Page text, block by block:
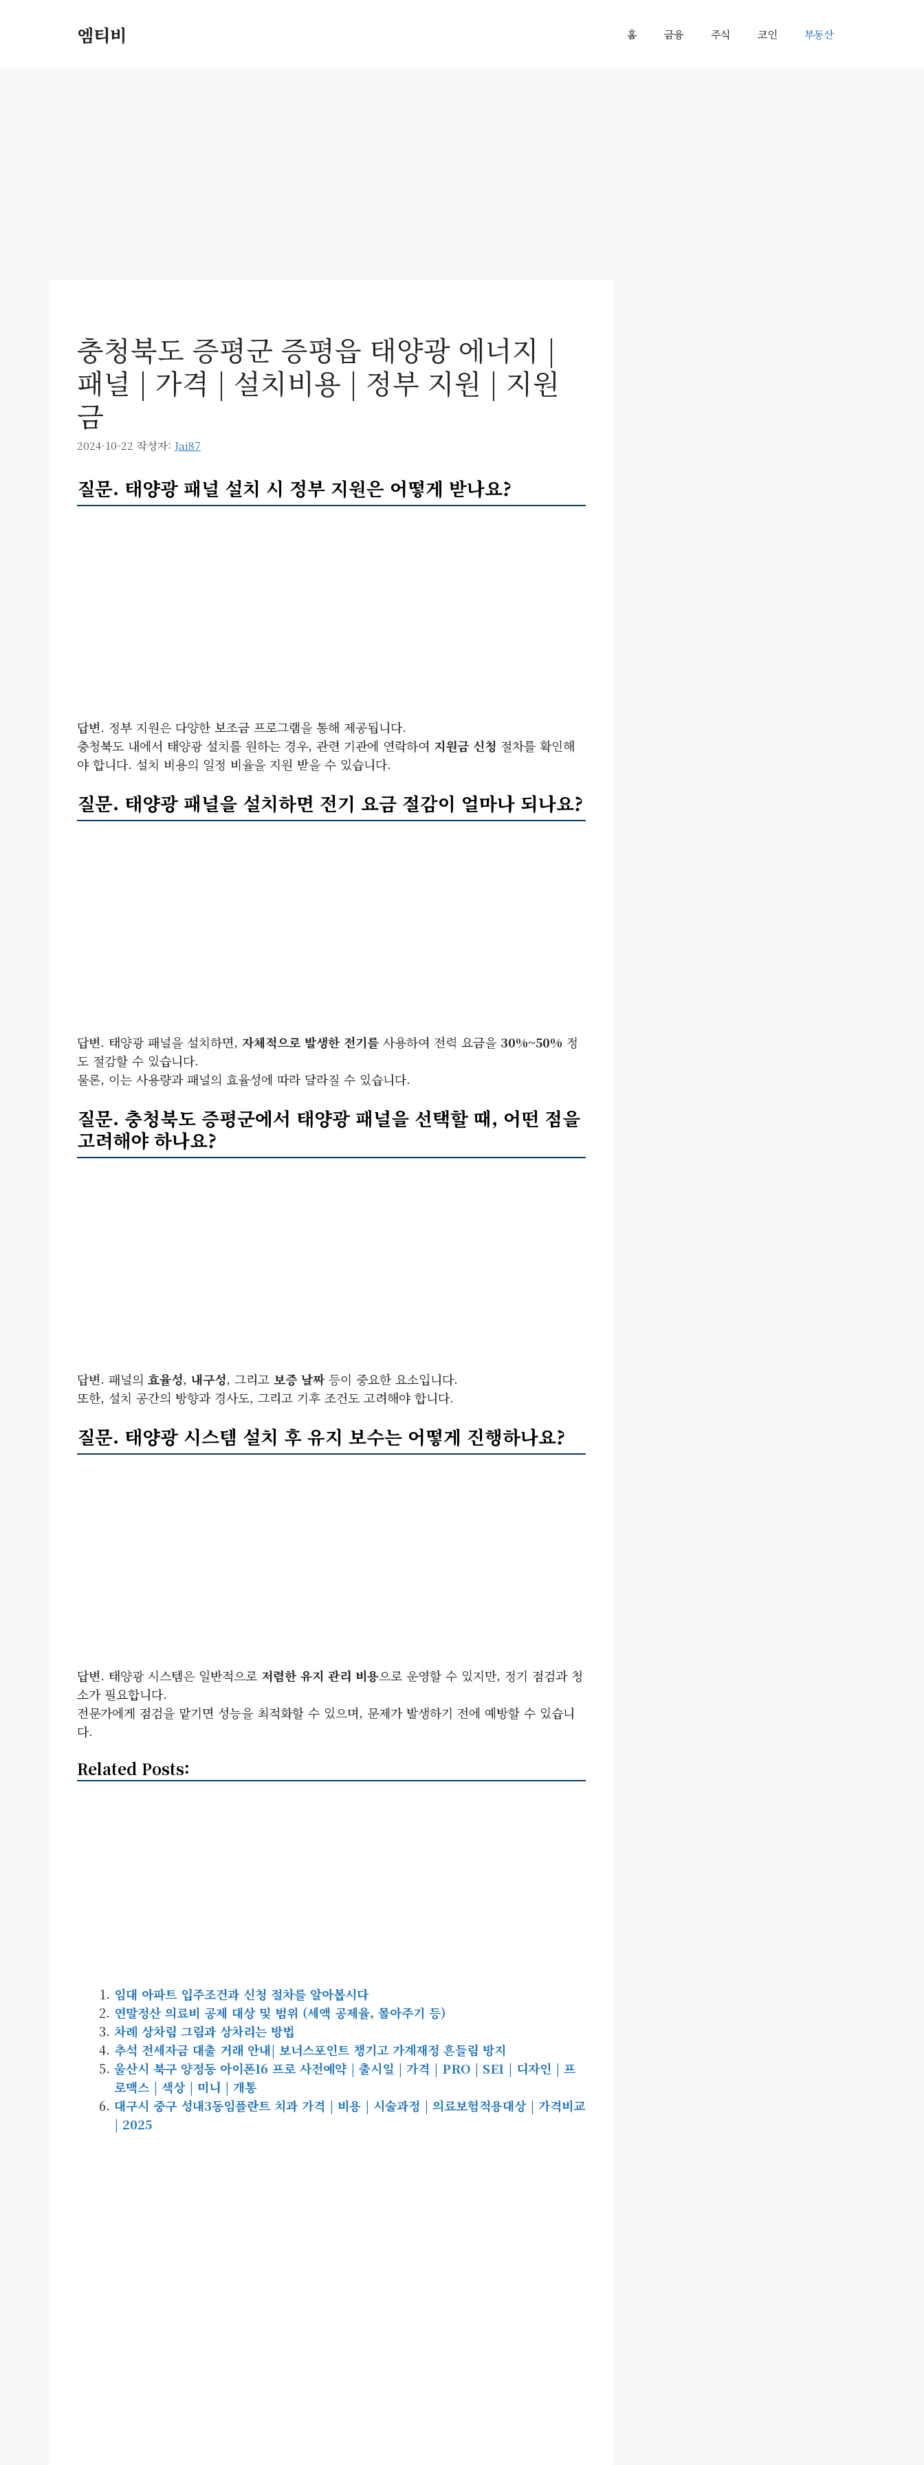
엠티비 홈 금융 주식 코인 부동산
충청북도 증평군 증평읍 태양광 에너지 |
패널 | 가격 | 설치비용 | 정부 지원 | 지원
금
2024-10-22 작성자: Jai87
질문. 태양광 패널 설치 시 정부 지원은 어떻게 받나요?
답변. 정부 지원은 다양한 보조금 프로그램을 통해 제공됩니다.
충청북도 내에서 태양광 설치를 원하는 경우, 관련 기관에 연락하여 지원금 신청 절차를 확인해
야 합니다. 설치 비용의 일정 비율을 지원 받을 수 있습니다.
질문. 태양광 패널을 설치하면 전기 요금 절감이 얼마나 되나요?
답변. 태양광 패널을 설치하면, 자체적으로 발생한 전기를 사용하여 전력 요금을 30%~50% 정
도 절감할 수 있습니다.
물론, 이는 사용량과 패널의 효율성에 따라 달라질 수 있습니다.
질문. 충청북도 증평군에서 태양광 패널을 선택할 때, 어떤 점을
고려해야 하나요?
답변. 패널의 효율성, 내구성, 그리고 보증 날짜 등이 중요한 요소입니다.
또한, 설치 공간의 방향과 경사도, 그리고 기후 조건도 고려해야 합니다.
질문. 태양광 시스템 설치 후 유지 보수는 어떻게 진행하나요?
답변. 태양광 시스템은 일반적으로 저렴한 유지 관리 비용으로 운영할 수 있지만, 정기 점검과 청
소가 필요합니다.
전문가에게 점검을 맡기면 성능을 최적화할 수 있으며, 문제가 발생하기 전에 예방할 수 있습니
다.
Related Posts:
임대 아파트 입주조건과 신청 절차를 알아봅시다
연말정산 의료비 공제 대상 및 범위 (세액 공제율, 몰아주기 등)
차례 상차림 그림과 상차리는 방법
추석 전세자금 대출 거래 안내| 보너스포인트 챙기고 가계재정 흔들림 방지
울산시 북구 양정동 아이폰16 프로 사전예약 | 출시일 | 가격 | PRO | SE1 | 디자인 | 프
로맥스 | 색상 | 미니 | 개통
대구시 중구 성내3동임플란트 치과 가격 | 비용 | 시술과정 | 의료보험적용대상 | 가격비교
| 2025